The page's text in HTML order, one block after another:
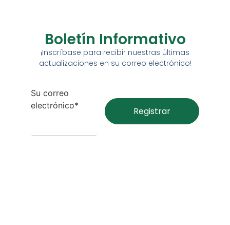
Boletín Informativo
¡Inscríbase para recibir nuestras últimas
actualizaciones en su correo electrónico!
Su correo
electrónico*